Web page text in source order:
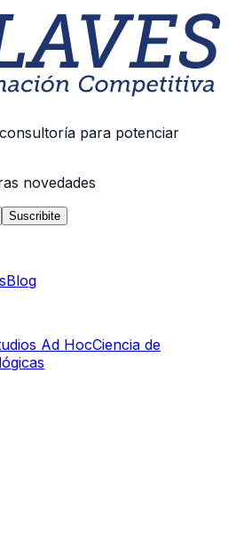
para potenciar
novedades
Suscribite
Blog
Ad HocCiencia de